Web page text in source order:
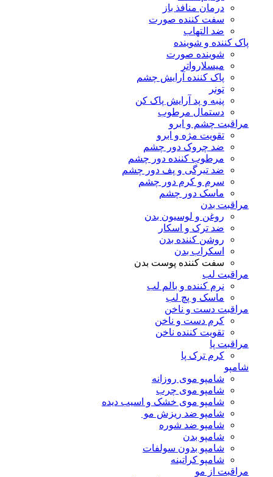
درمان منافذ باز
سفت کننده صورت
ضد التهاب
پاک کننده و شوینده
شوینده صورت
میسلارواتر
پاک کننده آرایش چشم
تونر
پنبه و پد آرایش پاک کن
دستمال مرطوب
مراقبت چشم و ابرو
تقویت مژه و ابرو
ضد چروک دور چشم
مرطوب کننده دور چشم
ضد تیرگی و پف دور چشم
سرم و کرم دور چشم
ماسک دور چشم
مراقبت بدن
روغن و لوسیون بدن
ضد ترک و اسکار
روشن کننده بدن
اسکراب بدن
سفت کننده پوست بدن
مراقبت لب
نرم کننده و بالم لب
ماسک و پچ لب
مراقبت دست و ناخن
کرم دست و ناخن
تقویت کننده ناخن
مراقبت پا
کرم ترک پا
شامپو
شامپو موی روزانه
شامپو موی چرب
شامپو موی خشک و اسیب دیده
شامپو ضد ریزش مو
شامپو ضد شوره
شامپو بدن
شامپو بدون سولفات
شامپو کراتینه
مراقبت از مو